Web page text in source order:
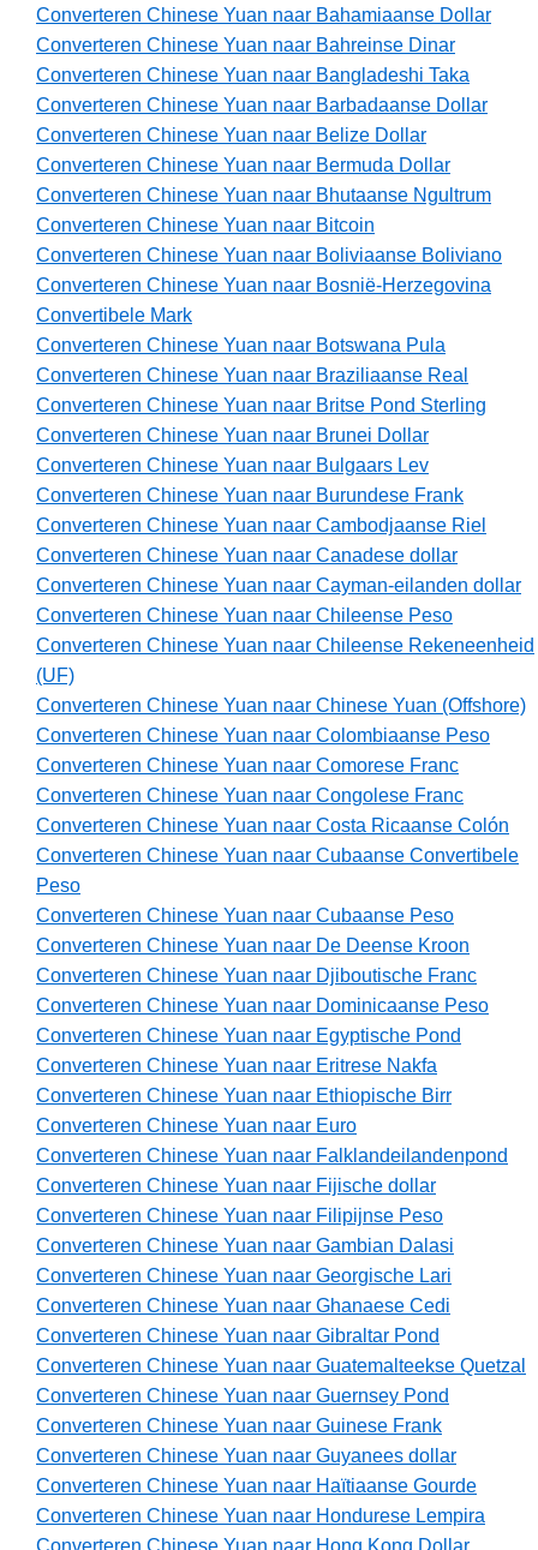
Converteren Chinese Yuan naar Bahamiaanse Dollar
Converteren Chinese Yuan naar Bahreinse Dinar
Converteren Chinese Yuan naar Bangladeshi Taka
Converteren Chinese Yuan naar Barbadaanse Dollar
Converteren Chinese Yuan naar Belize Dollar
Converteren Chinese Yuan naar Bermuda Dollar
Converteren Chinese Yuan naar Bhutaanse Ngultrum
Converteren Chinese Yuan naar Bitcoin
Converteren Chinese Yuan naar Boliviaanse Boliviano
Converteren Chinese Yuan naar Bosnië-Herzegovina
Convertibele Mark
Converteren Chinese Yuan naar Botswana Pula
Converteren Chinese Yuan naar Braziliaanse Real
Converteren Chinese Yuan naar Britse Pond Sterling
Converteren Chinese Yuan naar Brunei Dollar
Converteren Chinese Yuan naar Bulgaars Lev
Converteren Chinese Yuan naar Burundese Frank
Converteren Chinese Yuan naar Cambodjaanse Riel
Converteren Chinese Yuan naar Canadese dollar
Converteren Chinese Yuan naar Cayman-eilanden dollar
Converteren Chinese Yuan naar Chileense Peso
Converteren Chinese Yuan naar Chileense Rekeneenheid
(UF)
Converteren Chinese Yuan naar Chinese Yuan (Offshore)
Converteren Chinese Yuan naar Colombiaanse Peso
Converteren Chinese Yuan naar Comorese Franc
Converteren Chinese Yuan naar Congolese Franc
Converteren Chinese Yuan naar Costa Ricaanse Colón
Converteren Chinese Yuan naar Cubaanse Convertibele
Peso
Converteren Chinese Yuan naar Cubaanse Peso
Converteren Chinese Yuan naar De Deense Kroon
Converteren Chinese Yuan naar Djiboutische Franc
Converteren Chinese Yuan naar Dominicaanse Peso
Converteren Chinese Yuan naar Egyptische Pond
Converteren Chinese Yuan naar Eritrese Nakfa
Converteren Chinese Yuan naar Ethiopische Birr
Converteren Chinese Yuan naar Euro
Converteren Chinese Yuan naar Falklandeilandenpond
Converteren Chinese Yuan naar Fijische dollar
Converteren Chinese Yuan naar Filipijnse Peso
Converteren Chinese Yuan naar Gambian Dalasi
Converteren Chinese Yuan naar Georgische Lari
Converteren Chinese Yuan naar Ghanaese Cedi
Converteren Chinese Yuan naar Gibraltar Pond
Converteren Chinese Yuan naar Guatemalteekse Quetzal
Converteren Chinese Yuan naar Guernsey Pond
Converteren Chinese Yuan naar Guinese Frank
Converteren Chinese Yuan naar Guyanees dollar
Converteren Chinese Yuan naar Haïtiaanse Gourde
Converteren Chinese Yuan naar Hondurese Lempira